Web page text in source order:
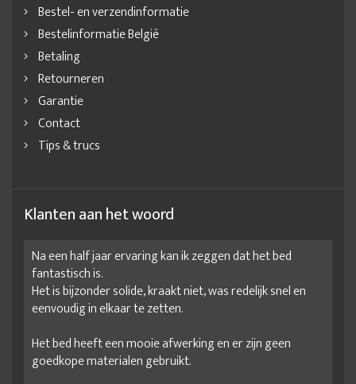
Bestel- en verzendinformatie
Bestelinformatie België
Betaling
Retourneren
Garantie
Contact
Tips & trucs
Klanten aan het woord
Na een half jaar ervaring kan ik zeggen dat het bed
fantastisch is.
Het is bijzonder solide, kraakt niet, was redelijk snel en
eenvoudig in elkaar te zetten.
Het bed heeft een mooie afwerking en er zijn geen
goedkope materialen gebruikt.